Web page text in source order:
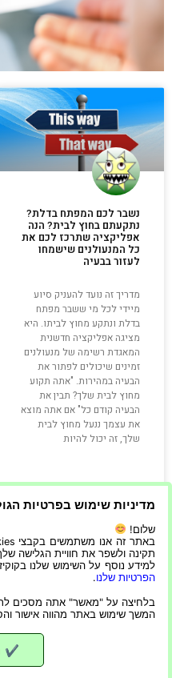
נשבר לכם המפתח בדלת?
נתקעתם בחוץ לבית? הנה
אפליקציה שתרכז לכם את
כל המנעולנים שישמחו
לעזור בבעיה
מדריך זה נועד להעניק סיוע
מיידי לכל מי ששבר מפתח
בדלת ונתקע מחוץ לביתו. היא
מציגה אפליקציה חדשנית
המאגדת רשימה של מנעולנים
זמינים שיכולים לפתור את
הבעיה במהירות. "אתה תקוע
מחוץ לבית שלך? תבין את
הבעיה קודם כל" אם אתה מוצא
את עצמך ננעל מחוץ לבית
שלך, זה יכול להיות
קרא עוד »
23/09/2023
כל מה שצריך
כל
מדיניות שימוש בפרטיות
שלום!
תקינה ולשפר את חוויית הגלישה
למידע נוסף על השימוש שלנו
הפרטיות שלנו.
בלחיצה על "מאשר" אתה מסכים
המשך שימוש באתר מהווה אישור
✔